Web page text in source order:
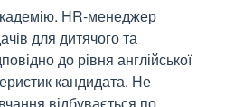
HR-менеджер
для дитячого та
до рівня англійської
кандидата. Не